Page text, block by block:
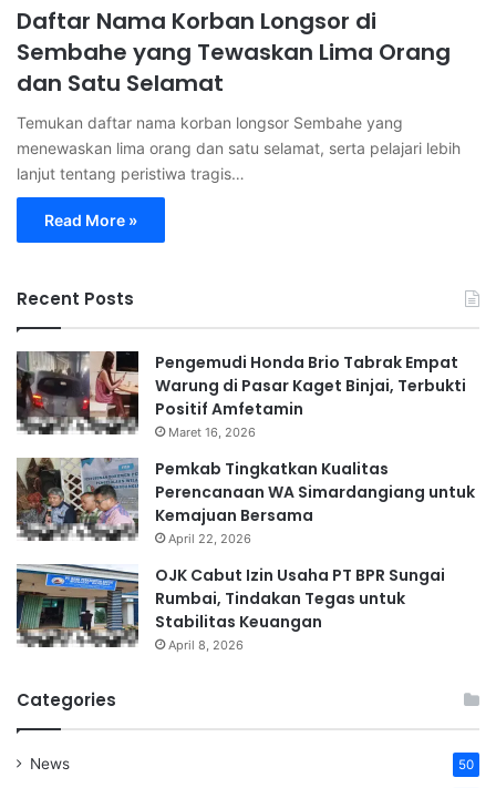
Daftar Nama Korban Longsor di
Sembahe yang Tewaskan Lima Orang
dan Satu Selamat
Temukan daftar nama korban longsor Sembahe yang
menewaskan lima orang dan satu selamat, serta pelajari lebih
lanjut tentang peristiwa tragis…
Read More »
Recent Posts
Pengemudi Honda Brio Tabrak Empat
Warung di Pasar Kaget Binjai, Terbukti
Positif Amfetamin
Maret 16, 2026
Pemkab Tingkatkan Kualitas
Perencanaan WA Simardangiang untuk
Kemajuan Bersama
April 22, 2026
OJK Cabut Izin Usaha PT BPR Sungai
Rumbai, Tindakan Tegas untuk
Stabilitas Keuangan
April 8, 2026
Categories
News 50